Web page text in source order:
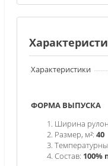
Характеристики
ФОРМА ВЫПУСКА
Ширина
Размер, м²: 40
Состав: 100%